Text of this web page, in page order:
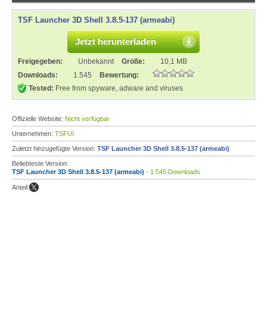
TSF Launcher 3D Shell 3.8.5-137 (armeabi)
Jetzt herunterladen
Freigegeben: Unbekannt Größe:
10,1 MB
Downloads:
1.545
Bewertung:
Tested: Free from spyware, adware and viruses
Offizielle Website: Nicht verfügbar
Unternehmen: TSFUI
Zuletzt hinzugefügte Version: TSF Launcher 3D Shell 3.8.5-137 (armeabi)
Beliebteste Version:
TSF Launcher 3D Shell 3.8.5-137 (armeabi) - 1.545 Downloads
Anteil: